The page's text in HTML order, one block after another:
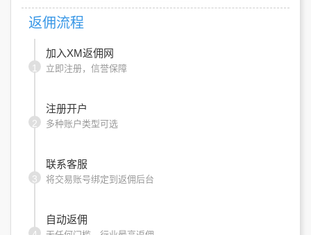
返佣流程
1
加入XM返佣网
立即注册，信誉保障
2
注册开户
多种账户类型可选
3
联系客服
将交易账号绑定到返佣后台
自动返佣